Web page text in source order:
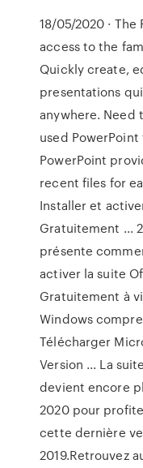
18/05/2020 ·
access to the
Quickly create,
presentations
anywhere. Need
used
PowerPoint
recent files for
Installer et
Gratuitement ...
présente
activer la suite
Gratuitement à
Windows
Télécharger
Version ... La
devient encore
2020 pour
cette dernière
2019.Retrouvez